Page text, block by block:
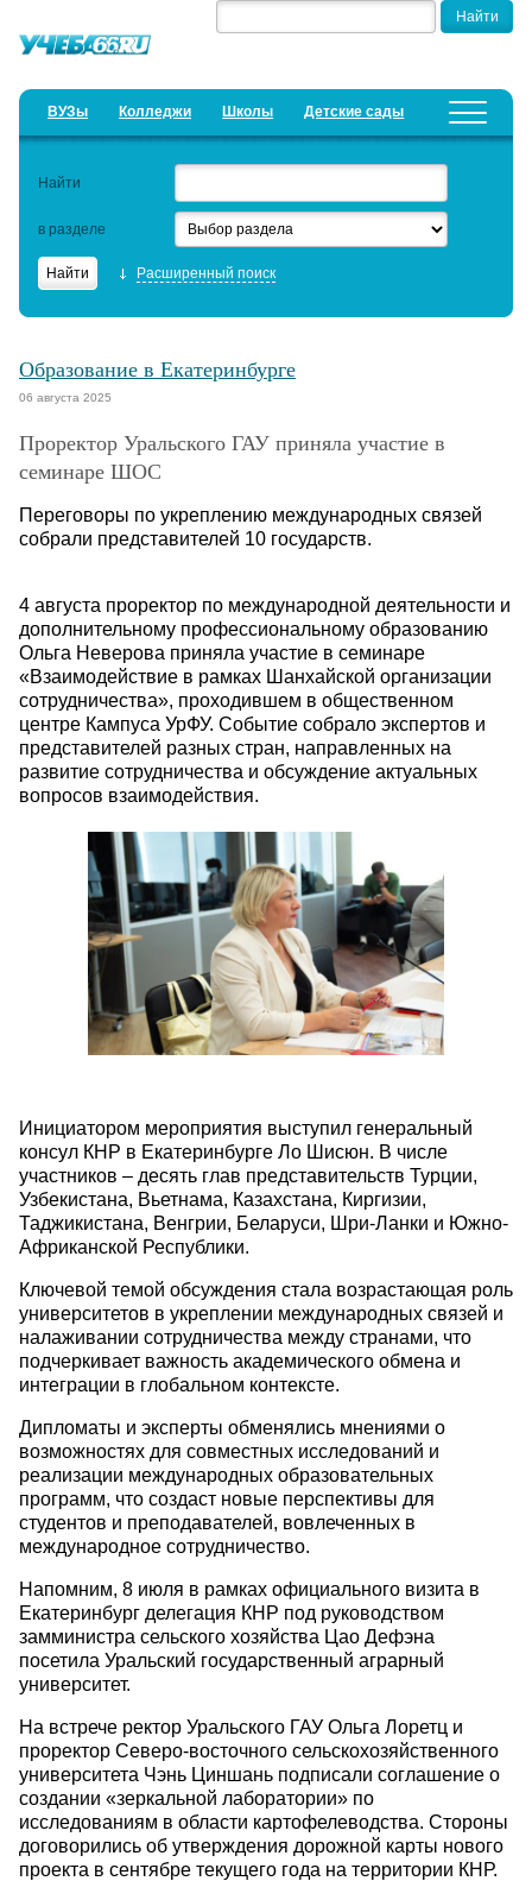
ВУЗы Колледжи Школы Детские сады
Добавить уч. заведение Предложить новость
Дистанционное обучение
Актуальные статьи
Образовательный кредит
Найти
в разделе
Расширенный поиск
Образование в Екатеринбурге
06 августа 2025
Проректор Уральского ГАУ приняла участие в
семинаре ШОС
Переговоры по укреплению международных связей
собрали представителей 10 государств.
4 августа проректор по международной деятельности и
дополнительному профессиональному образованию
Ольга Неверова приняла участие в семинаре
«Взаимодействие в рамках Шанхайской организации
сотрудничества», проходившем в общественном
центре Кампуса УрФУ. Событие собрало экспертов и
представителей разных стран, направленных на
развитие сотрудничества и обсуждение актуальных
вопросов взаимодействия.
Инициатором мероприятия выступил генеральный
консул КНР в Екатеринбурге Ло Шисюн. В числе
участников – десять глав представительств Турции,
Узбекистана, Вьетнама, Казахстана, Киргизии,
Таджикистана, Венгрии, Беларуси, Шри-Ланки и Южно-
Африканской Республики.
Ключевой темой обсуждения стала возрастающая роль
университетов в укреплении международных связей и
налаживании сотрудничества между странами, что
подчеркивает важность академического обмена и
интеграции в глобальном контексте.
Дипломаты и эксперты обменялись мнениями о
возможностях для совместных исследований и
реализации международных образовательных
программ, что создаст новые перспективы для
студентов и преподавателей, вовлеченных в
международное сотрудничество.
Напомним, 8 июля в рамках официального визита в
Екатеринбург делегация КНР под руководством
замминистра сельского хозяйства Цао Дефэна
посетила Уральский государственный аграрный
университет.
На встрече ректор Уральского ГАУ Ольга Лоретц и
проректор Северо-восточного сельскохозяйственного
университета Чэнь Циншань подписали соглашение о
создании «зеркальной лаборатории» по
исследованиям в области картофелеводства. Стороны
договорились об утверждения дорожной карты нового
проекта в сентябре текущего года на территории КНР.